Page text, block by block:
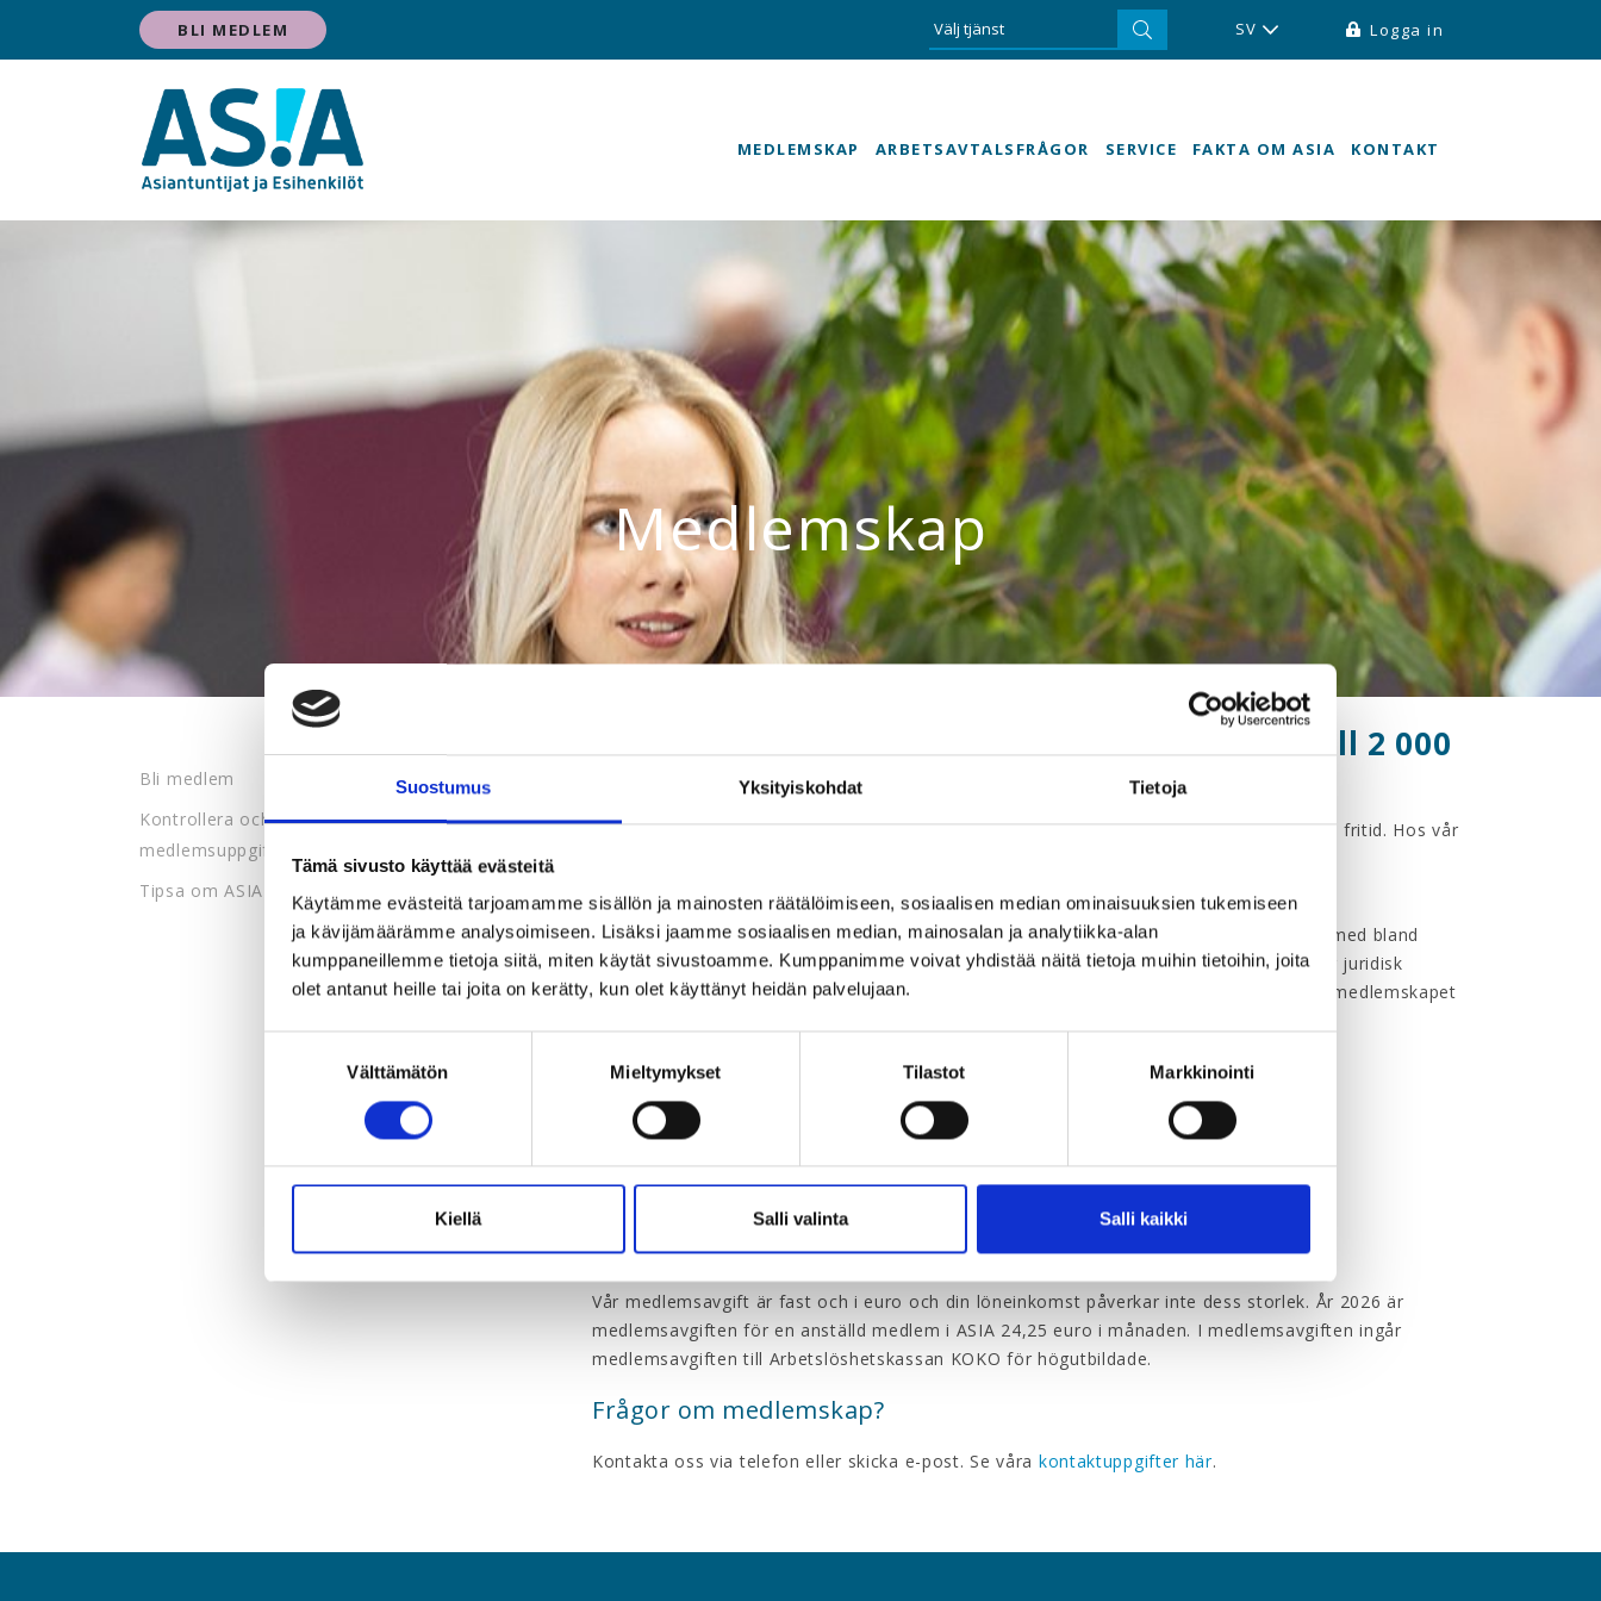
Suostumus Yksityiskohdat Tietoja
Tämä sivusto käyttää evästeitä
Käytämme evästeitä tarjoamamme sisällön ja mainosten räätälöimiseen, sosiaalisen median ominaisuuksien tukemiseen
ja kävijämäärämme analysoimiseen. Lisäksi jaamme sosiaalisen median, mainosalan ja analytiikka-alan
kumppaneillemme tietoja siitä, miten käytät sivustoamme. Kumppanimme voivat yhdistää näitä tietoja muihin tietoihin, joita
olet antanut heille tai joita on kerätty, kun olet käyttänyt heidän palvelujaan.
Välttämätön Mieltymykset Tilastot Markkinointi
Kiellä Salli valinta Salli kaikki
BLI MEDLEM SV Logga in
MEDLEMSKAP ARBETSAVTALSFRÅGOR SERVICE FAKTA OM ASIA KONTAKT
Medlemskap
Bli medlem
Kontrollera och ändra dina
medlemsuppgifter
Tipsa om ASIA
ASIA medlemskapet kan ge fördelar för upp till 2 000
Som medlem i ASIA får du många värdefulla förmåner och rabatter för både arbete och fritid. Hos vår
Totalt har vi över 11 000 anställda som arbetar inom bland annat teknikindustrin, IT-
servicebranschen, finans-, transport- och handelsbranschen samt inom industrin. Kom med bland
experterna och dra nytta av ASIAs värdefulla medlemstjänster och -förmåner. Personlig juridisk
rådgivning, karriärrådgivning och lönerådgivning står till ditt förfogande direkt efter att medlemskapet
Läs mer om medlemsförmåner och tjänster
Jobbar du som chef eller specialist? Bli medlem i vårt förbund.
BLI MEDLEM HÄR .
Vad kostar medlemskapet?
Vår medlemsavgift är fast och i euro och din löneinkomst påverkar inte dess storlek. År 2026 är
medlemsavgiften för en anställd medlem i ASIA 24,25 euro i månaden. I medlemsavgiften ingår
medlemsavgiften till Arbetslöshetskassan KOKO för högutbildade.
Frågor om medlemskap?
Kontakta oss via telefon eller skicka e-post. Se våra kontaktuppgifter här.